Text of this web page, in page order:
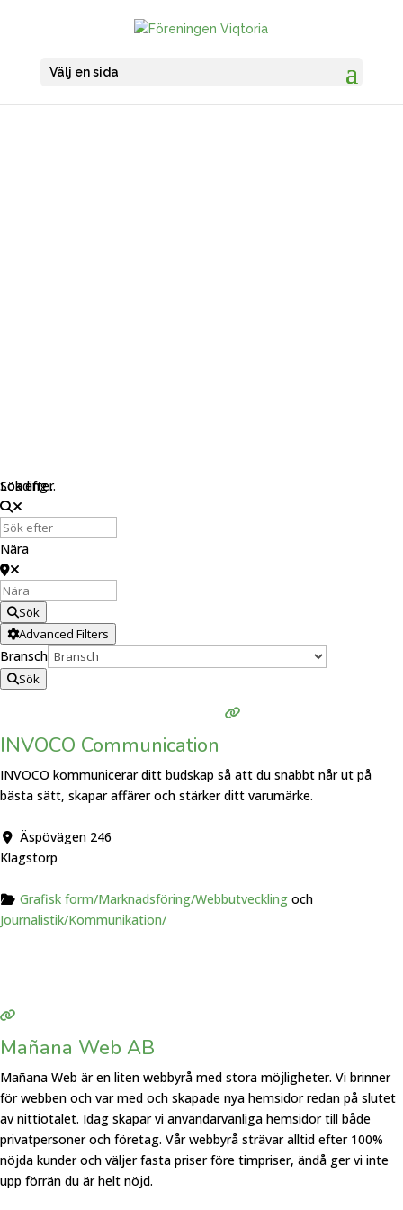
Välj en sida
Loading...
Sök efter
Nära
Sök
Advanced Filters
Bransch
Sök
INVOCO Communication
INVOCO kommunicerar ditt budskap så att du snabbt når ut på
bästa sätt, skapar affärer och stärker ditt varumärke.
Äspövägen 246
Klagstorp
Grafisk form/Marknadsföring/Webbutvecklingoch
Journalistik/Kommunikation/
Mañana Web AB
Mañana Web är en liten webbyrå med stora möjligheter. Vi brinner
för webben och var med och skapade nya hemsidor redan på slutet
av nittiotalet. Idag skapar vi användarvänliga hemsidor till både
privatpersoner och företag. Vår webbyrå strävar alltid efter 100%
nöjda kunder och väljer fasta priser före timpriser, ändå ger vi inte
upp förrän du är helt nöjd.